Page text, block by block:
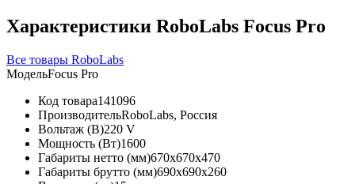
Характеристики RoboLabs Focus Pro
Все товары RoboLabs
МодельFocus Pro
Код товара141096
ПроизводительRoboLabs, Россия
Вольтаж (В)220 V
Мощность (Вт)1600
Габариты нетто (мм)670x670x470
Габариты брутто (мм)690x690x260